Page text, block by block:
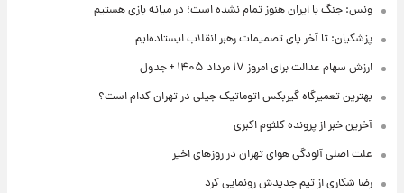
ونس: جنگ با ایران هنوز تمام نشده است؛ در میانه بازی هستیم
پزشکیان: تا آخر پای تصمیمات رهبر انقلاب ایستاده‌ایم
ارزش سهام عدالت برای امروز ۱۷ مرداد ۱۴۰۵ + جدول
بهترین تعمیرگاه گیربکس اتوماتیک جیلی در تهران کدام است؟
آخرین خبر از پرونده کلثوم اکبری
علت اصلی آلودگی هوای تهران در روزهای اخیر
رضا شکاری از تیم جدیدش رونمایی کرد